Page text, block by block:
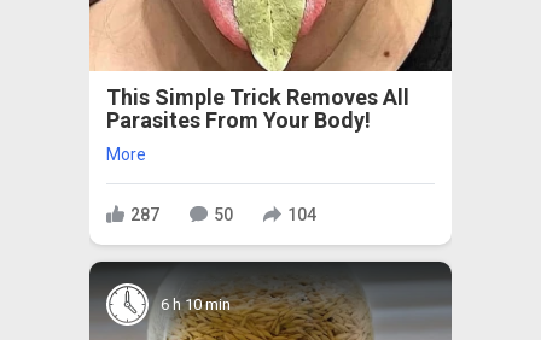
This Simple Trick Removes All
Parasites From Your Body!
More
287 50 104
6 h 10 min